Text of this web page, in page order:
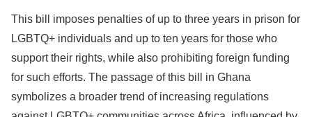
This bill imposes penalties of up to three years in prison for
LGBTQ+ individuals and up to ten years for those who
support their rights, while also prohibiting foreign funding
for such efforts. The passage of this bill in Ghana
symbolizes a broader trend of increasing regulations